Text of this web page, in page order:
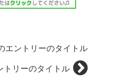
エントリーのタイトル
トリーのタイトル